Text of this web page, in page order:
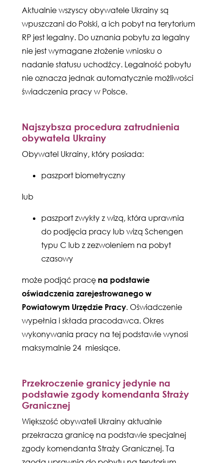
Aktualnie wszyscy obywatele Ukrainy są
wpuszczani do Polski, a ich pobyt na terytorium
RP jest legalny. Do uznania pobytu za legalny
nie jest wymagane złożenie wniosku o
nadanie statusu uchodźcy. Legalność pobytu
nie oznacza jednak automatycznie możliwości
świadczenia pracy w Polsce.
Najszybsza procedura zatrudnienia
obywatela Ukrainy
Obywatel Ukrainy, który posiada:
paszport biometryczny
lub
paszport zwykły z wizą, która uprawnia
do podjęcia pracy lub wizą Schengen
typu C lub z zezwoleniem na pobyt
czasowy
może podjąć pracę na podstawie
oświadczenia zarejestrowanego w
Powiatowym Urzędzie Pracy. Oświadczenie
wypełnia i składa pracodawca. Okres
wykonywania pracy na tej podstawie wynosi
maksymalnie 24 miesiące.
Przekroczenie granicy jedynie na
podstawie zgody komendanta Straży
Granicznej
Większość obywateli Ukrainy aktualnie
przekracza granicę na podstawie specjalnej
zgody komendanta Straży Granicznej. Ta